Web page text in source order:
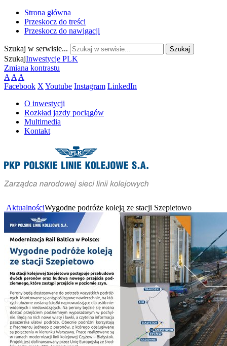
Strona główna
Przeskocz do treści
Przeskocz do nawigacji
Szukaj w serwisie...
SzukajInwestycje PLK
Zmiana kontrastu
A A A
Facebook X Youtube Instagram LinkedIn
O inwestycji
Rozkład jazdy pociągów
Multimedia
Kontakt
AktualnościWygodne podróże koleją ze stacji Szepietowo